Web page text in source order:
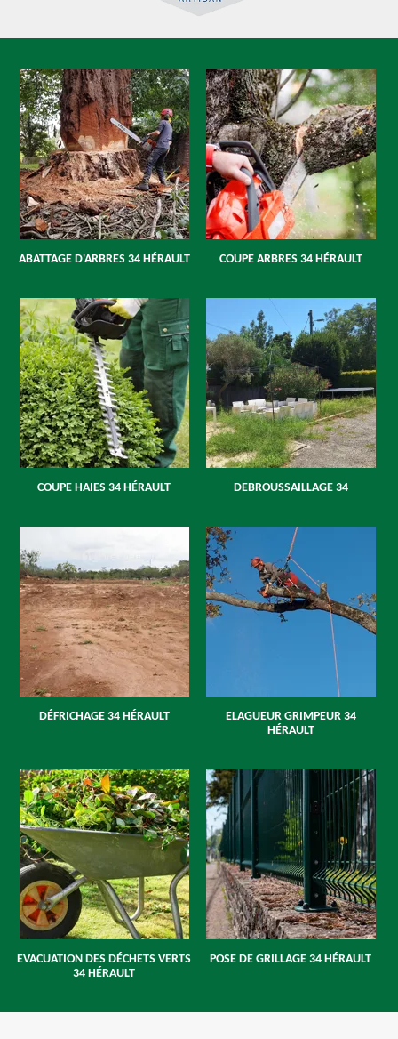
ABATTAGE D'ARBRES 34 HÉRAULT COUPE ARBRES 34 HÉRAULT
COUPE HAIES 34 HÉRAULT DEBROUSSAILLAGE 34
DÉFRICHAGE 34 HÉRAULT
ELAGUEUR GRIMPEUR 34
HÉRAULT
EVACUATION DES DÉCHETS VERTS
34 HÉRAULT
POSE DE GRILLAGE 34 HÉRAULT